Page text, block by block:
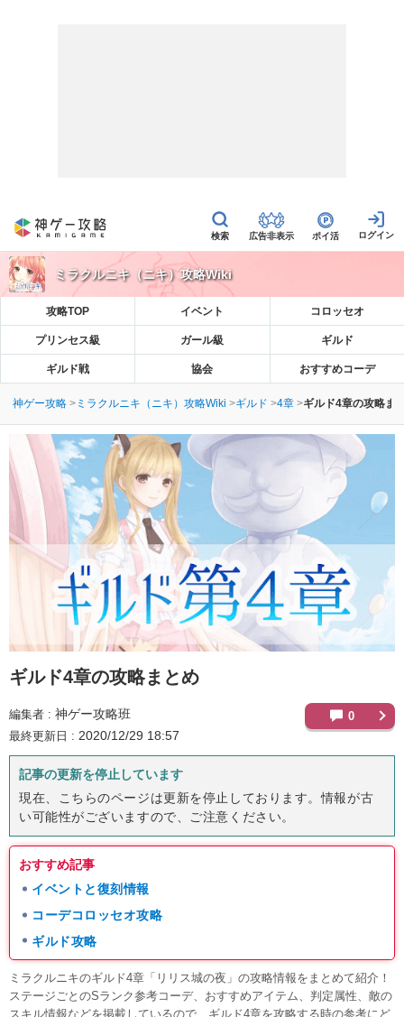
広告非表示 ポイ活
ミラクルニキ（ニキ）攻略Wiki
攻略TOP イベント コロッセオ
プリンセス級 ガール級 ギルド
ギルド戦 協会 おすすめコーデ
神ゲー攻略 ミラクルニキ（ニキ）攻略Wiki ギルド 4章 ギルド4章の攻略ま
ギルド4章の攻略まとめ
編集者 神ゲー攻略班
最終更新日 2020/12/29 18:57
0
記事の更新を停止しています
現在、こちらのページは更新を停止しております。情報が古
い可能性がございますので、ご注意ください。
おすすめ記事
イベントと復刻情報
コーデコロッセオ攻略
ギルド攻略
ミラクルニキのギルド4章「リリス城の夜」の攻略情報をまとめて紹介！
ステージごとのSランク参考コーデ、おすすめアイテム、判定属性、敵の
スキル情報などを掲載しているので、ギルド4章を攻略する時の参考にど